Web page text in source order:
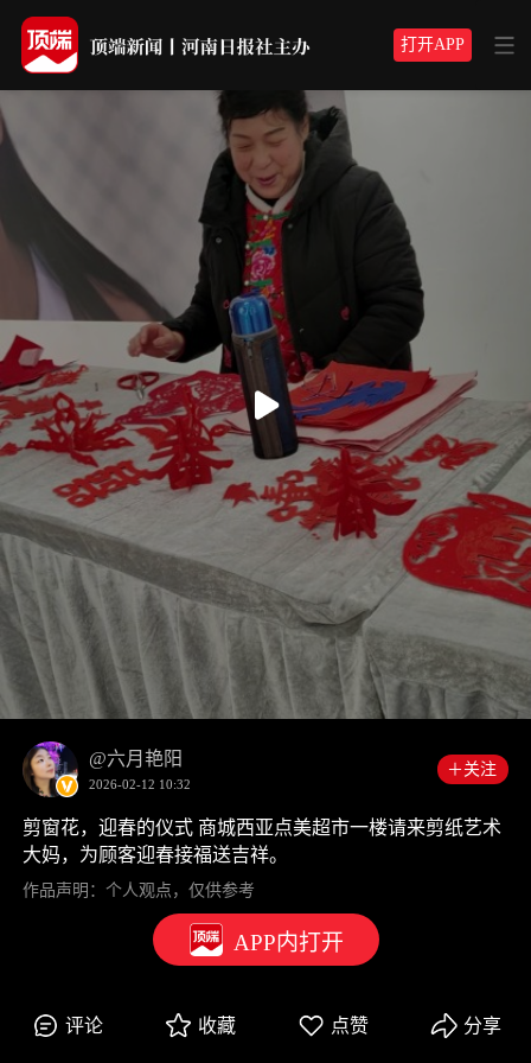
打开APP
00:00@六月艳阳
2026-02-12 10:32
＋关注
剪窗花，迎春的仪式 商城西亚点美超市一楼请来剪纸艺术
大妈，为顾客迎春接福送吉祥。
作品声明：个人观点，仅供参考
评论 收藏 点赞 分享
APP内打开